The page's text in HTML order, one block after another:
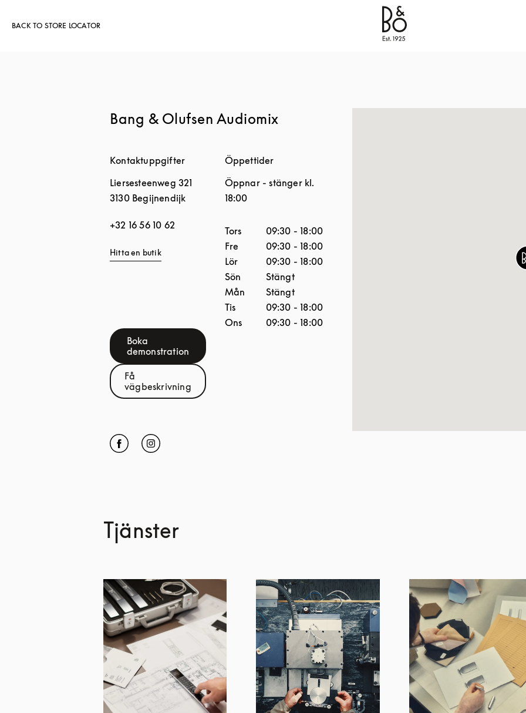
BACK TO STORE LOCATOR
Bang & Olufsen - Exist to Create
Bang & Olufsen Audiomix
Kontaktuppgifter
Liersesteenweg 321
3130 Begijnendijk
+32 16 56 10 62
Hitta en butik
Boka
demonstrationLink Opens in New Tab
Få
vägbeskrivningLink Opens in New Tab
Click to open Facebook
Link Opens in New Tab
Click to open Instagram
Link Opens in New Tab
Öppettider
Öppnar - stänger kl.
18:00
Dagar i veckan Öppettider
Tors 09:30 - 18:00
Fre
09:30 - 18:00
Lör
09:30 - 18:00
Sön
Stängt
Mån
Stängt
Tis
09:30 - 18:00
Ons
09:30 - 18:00
Tjänster